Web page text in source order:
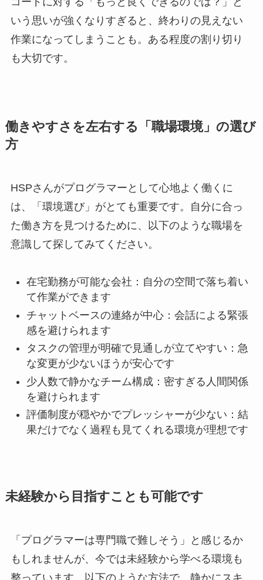
いう思いが強くなりすぎると、終わりの見えない
作業になってしまうことも。ある程度の割り切り
も大切です。
働きやすさを左右する「職場環境」の選び
方
HSPさんがプログラマーとして心地よく働くに
は、「環境選び」がとても重要です。自分に合っ
た働き方を見つけるために、以下のような職場を
意識して探してみてください。
在宅勤務が可能な会社：自分の空間で落ち着い
て作業ができます
チャットベースの連絡が中心：会話による緊張
感を避けられます
タスクの管理が明確で見通しが立てやすい：急
な変更が少ないほうが安心です
少人数で静かなチーム構成：密すぎる人間関係
を避けられます
評価制度が穏やかでプレッシャーが少ない：結
果だけでなく過程も見てくれる環境が理想です
未経験から目指すことも可能です
「プログラマーは専門職で難しそう」と感じるか
もしれませんが、今では未経験から学べる環境も